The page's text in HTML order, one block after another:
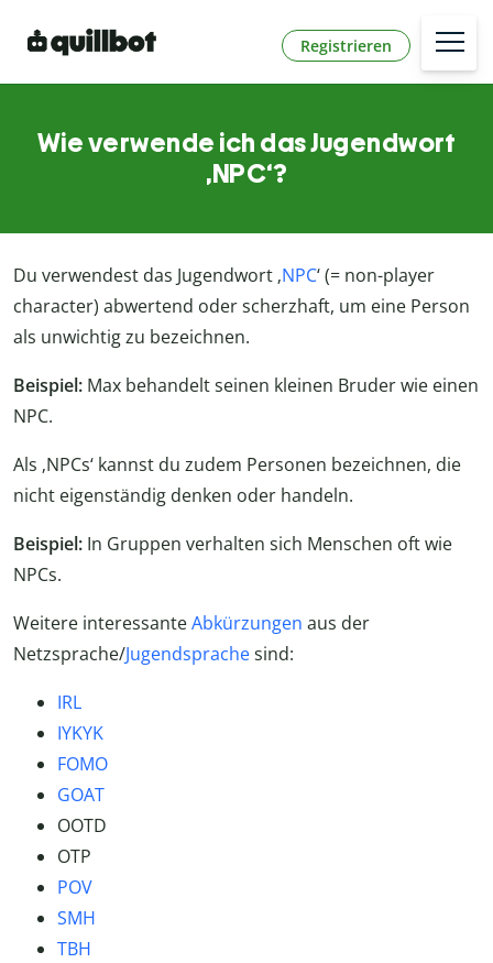
Registrieren
Wie verwende ich das Jugendwort
‚NPC‘?
Du verwendest das Jugendwort ‚NPC‘ (= non-player
character) abwertend oder scherzhaft, um eine Person
als unwichtig zu bezeichnen.
Beispiel: Max behandelt seinen kleinen Bruder wie einen
NPC.
Als ‚NPCs‘ kannst du zudem Personen bezeichnen, die
nicht eigenständig denken oder handeln.
Beispiel: In Gruppen verhalten sich Menschen oft wie
NPCs.
Weitere interessanteAbkürzungen aus der
Netzsprache/Jugendsprachesind:
IRL
IYKYK
FOMO
GOAT
OOTD
OTP
POV
SMH
TBH